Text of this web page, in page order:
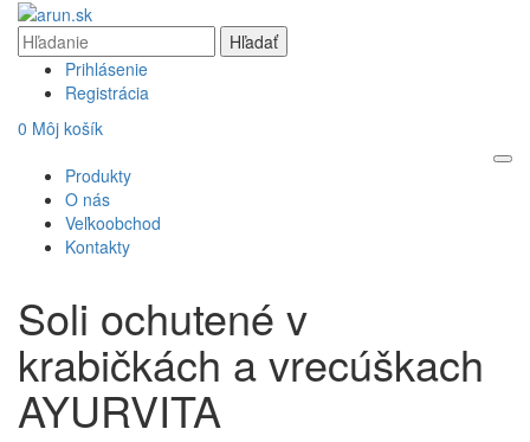
Prihlásenie
Registrácia
0 Môj košík
Produkty
O nás
Veľkoobchod
Kontakty
Soli ochutené v
krabičkách a vrecúškach
AYURVITA